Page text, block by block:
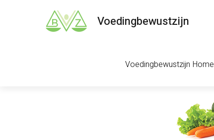
Voedingbewustzijn
Voedingbewustzijn Home